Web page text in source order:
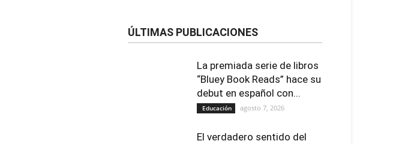
ÚLTIMAS PUBLICACIONES
La premiada serie de libros
“Bluey Book Reads” hace su
debut en español con...
Educación agosto 7, 2026
El verdadero sentido del